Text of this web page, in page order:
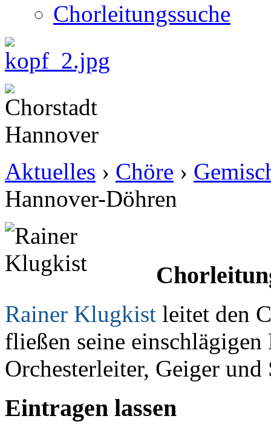
Chorleitungssuche
Aktuelles › Chöre ›
Hannover-Döhren
Rainer Klugkist leitet den
fließen seine
Orchesterleiter, Geiger und
Eintragen lassen